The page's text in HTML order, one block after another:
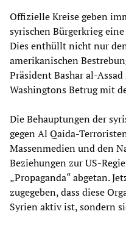
Offizielle Kreise geben
syrischen Bürgerkrieg
Dies enthüllt nicht nur
amerikanischen
Präsident Bashar al-
Washingtons Betrug mit
Die Behauptungen der
gegen Al Qaida-
Massenmedien und den
Beziehungen zur US-
„Propaganda“ abgetan.
zugegeben, dass diese
Syrien aktiv ist, sondern